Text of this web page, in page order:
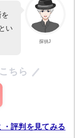
探偵J
い
ちら
評判を見てみる